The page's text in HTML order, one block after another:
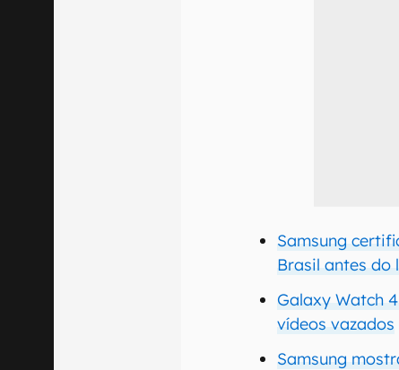
Samsung
Brasil antes do
Galaxy Watch
vídeos vazados
Samsung